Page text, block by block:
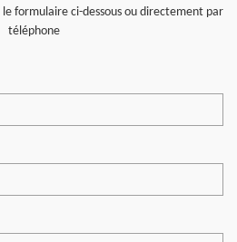
formulaire ci-dessous ou directement par
téléphone